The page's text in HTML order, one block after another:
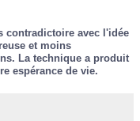
contradictoire avec l'idée
et moins
La technique a produit
espérance de vie.